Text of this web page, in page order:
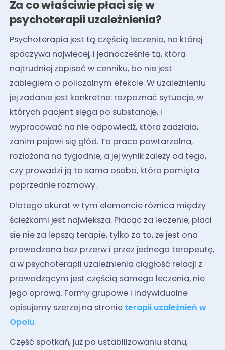
Za co właściwie płaci się w
psychoterapii uzależnienia?
Psychoterapia jest tą częścią leczenia, na której
spoczywa najwięcej, i jednocześnie tą, którą
najtrudniej zapisać w cenniku, bo nie jest
zabiegiem o policzalnym efekcie. W uzależnieniu
jej zadanie jest konkretne: rozpoznać sytuacje, w
których pacjent sięga po substancję, i
wypracować na nie odpowiedź, która zadziała,
zanim pojawi się głód. To praca powtarzalna,
rozłożona na tygodnie, a jej wynik zależy od tego,
czy prowadzi ją ta sama osoba, która pamięta
poprzednie rozmowy.
Dlatego akurat w tym elemencie różnica między
ścieżkami jest największa. Płacąc za leczenie, płaci
się nie za lepszą terapię, tylko za to, że jest ona
prowadzona bez przerw i przez jednego terapeutę,
a w psychoterapii uzależnienia ciągłość relacji z
prowadzącym jest częścią samego leczenia, nie
jego oprawą. Formy grupowe i indywidualne
opisujemy szerzej na stronie terapii uzależnień w
Opolu.
Część spotkań, już po ustabilizowaniu stanu,